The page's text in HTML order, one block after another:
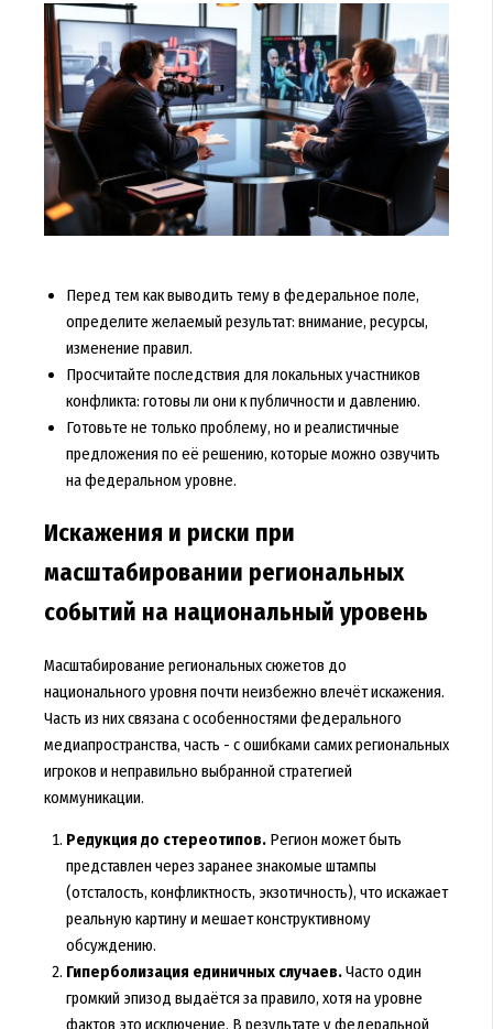
Перед тем как выводить тему в федеральное поле,
определите желаемый результат: внимание, ресурсы,
изменение правил.
Просчитайте последствия для локальных участников
конфликта: готовы ли они к публичности и давлению.
Готовьте не только проблему, но и реалистичные
предложения по её решению, которые можно озвучить
на федеральном уровне.
Искажения и риски при
масштабировании региональных
событий на национальный уровень
Масштабирование региональных сюжетов до
национального уровня почти неизбежно влечёт искажения.
Часть из них связана с особенностями федерального
медиапространства, часть - с ошибками самих региональных
игроков и неправильно выбранной стратегией
коммуникации.
Редукция до стереотипов.Регион может быть
представлен через заранее знакомые штампы
(отсталость, конфликтность, экзотичность), что искажает
реальную картину и мешает конструктивному
обсуждению.
Гиперболизация единичных случаев.Часто один
громкий эпизод выдаётся за правило, хотя на уровне
фактов это исключение. В результате у федеральной